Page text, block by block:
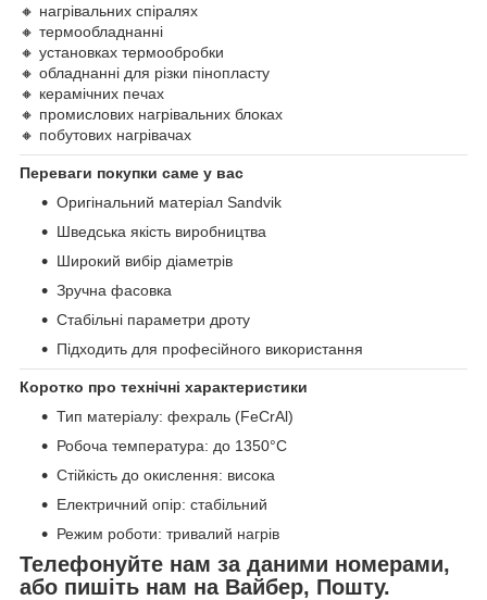
🔸 нагрівальних спіралях
🔸 термообладнанні
🔸 установках термообробки
🔸 обладнанні для різки пінопласту
🔸 керамічних печах
🔸 промислових нагрівальних блоках
🔸 побутових нагрівачах
Переваги покупки саме у вас
Оригінальний матеріал Sandvik
Шведська якість виробництва
Широкий вибір діаметрів
Зручна фасовка
Стабільні параметри дроту
Підходить для професійного використання
Коротко про технічні характеристики
Тип матеріалу: фехраль (FeCrAl)
Робоча температура: до 1350°C
Стійкість до окислення: висока
Електричний опір: стабільний
Режим роботи: тривалий нагрів
Телефонуйте нам за даними номерами,
або пишіть нам на Вайбер, Пошту.